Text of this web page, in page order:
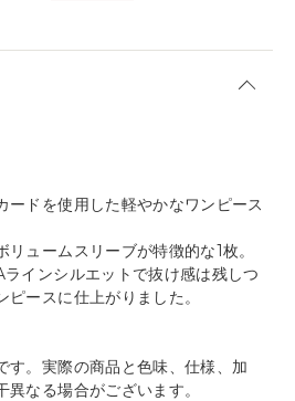
ードを使用した軽やかなワンピース
ュームスリーブが特徴的な1枚。
インシルエットで抜け感は残しつ
ースに仕上がりました。
。実際の商品と色味、仕様、加
なる場合がございます。